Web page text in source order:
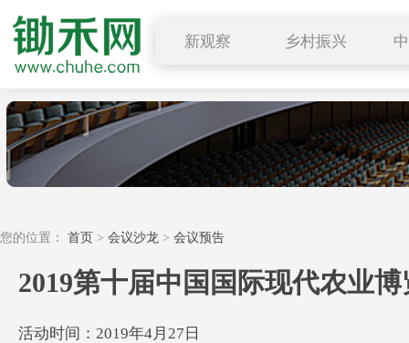
新观察
行业要闻
深度解读
小禾观点
乡村振兴
您的位置： 首页 > 会议沙龙 > 会议预告
2019第十届中国国际现代农业
活动时间：2019年4月27日